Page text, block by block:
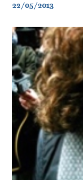
22/05/2013